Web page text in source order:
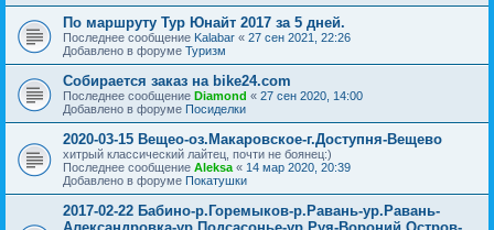
По маршруту Тур Юнайт 2017 за 5 дней.
Последнее сообщение Kalabar « 27 сен 2021, 22:26
Добавлено в форуме Туризм
Собирается заказ на bike24.com
Последнее сообщение Diamond « 27 сен 2020, 14:00
Добавлено в форуме Посиделки
2020-03-15 Вещео-оз.Макаровское-г.Доступня-Вещево
хитрый классический лайтец, почти не боянец:)
Последнее сообщение Aleksa « 14 мар 2020, 20:39
Добавлено в форуме Покатушки
2017-02-22 Бабино-р.Горемыков-р.Равань-ур.Равань-
Александровка-ур.Подсасонье-ур.Руя-Вороний Остров-